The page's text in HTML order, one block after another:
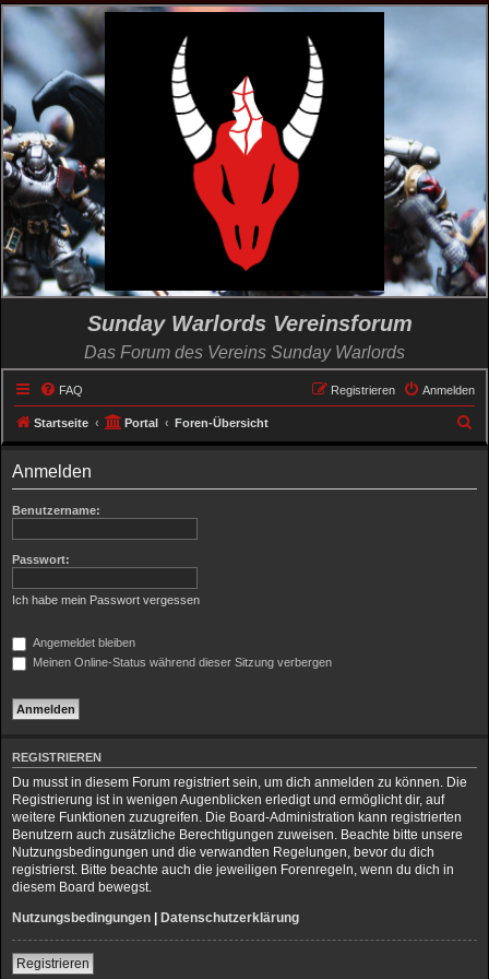
Sunday Warlords Vereinsforum
Das Forum des Vereins Sunday Warlords
FAQ Anmelden
Registrieren
Startseite Portal Foren-Übersicht
u
Anmelden
Benutzername:
Passwort:
Ich habe mein Passwort vergessen
Angemeldet bleiben
Meinen Online-Status während dieser Sitzung verbergen
REGISTRIEREN
Du musst in diesem Forum registriert sein, um dich anmelden zu können. Die
Registrierung ist in wenigen Augenblicken erledigt und ermöglicht dir, auf
weitere Funktionen zuzugreifen. Die Board-Administration kann registrierten
Benutzern auch zusätzliche Berechtigungen zuweisen. Beachte bitte unsere
Nutzungsbedingungen und die verwandten Regelungen, bevor du dich
registrierst. Bitte beachte auch die jeweiligen Forenregeln, wenn du dich in
diesem Board bewegst.
Nutzungsbedingungen
Datenschutzerklärung
Registrieren